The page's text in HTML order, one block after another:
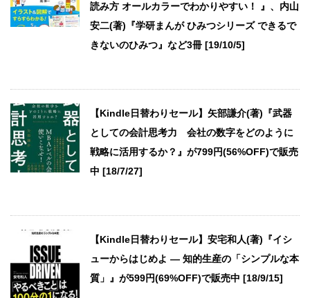
読み方 オールカラーでわかりやすい！ 』、内山
安二(著)『学研まんが ひみつシリーズ できるで
きないのひみつ』など3冊 [19/10/5]
【Kindle日替わりセール】矢部謙介(著)『武器
としての会計思考力 会社の数字をどのように
戦略に活用するか？』が799円(56%OFF)で販売
中 [18/7/27]
【Kindle日替わりセール】安宅和人(著)『イシ
ューからはじめよ ― 知的生産の「シンプルな本
質」』が599円(69%OFF)で販売中 [18/9/15]